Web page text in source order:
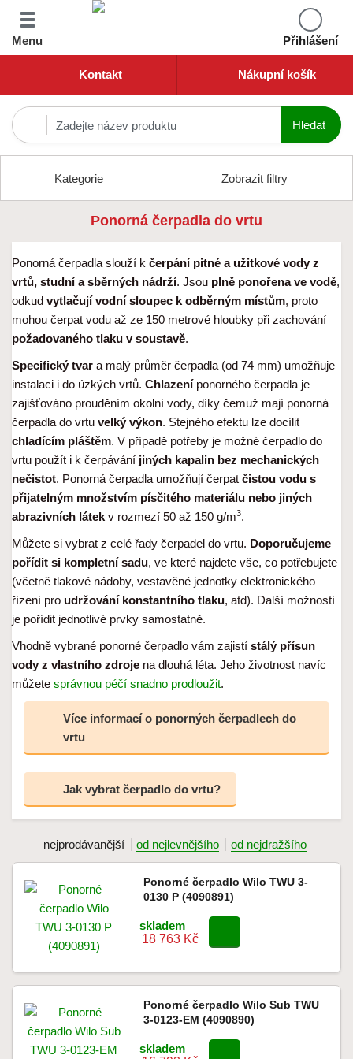
Menu Přihlášení
Kontakt Nákupní košík
Kategorie Zobrazit filtry
Ponorná čerpadla do vrtu
Ponorná čerpadla slouží k čerpání pitné a užitkové vody z
vrtů, studní a sběrných nádrží. Jsou plně ponořena ve vodě,
odkud vytlačují vodní sloupec k odběrným místům, proto
mohou čerpat vodu až ze 150 metrové hloubky při zachování
požadovaného tlaku v soustavě.
Specifický tvar a malý průměr čerpadla (od 74 mm) umožňuje
instalaci i do úzkých vrtů. Chlazeníponorného čerpadla je
zajišťováno prouděním okolní vody, díky čemuž mají ponorná
čerpadla do vrtu velký výkon. Stejného efektu lze docílit
chladícím pláštěm. V případě potřeby je možné čerpadlo do
vrtu použít i k čerpávání jiných kapalin bez mechanických
nečistot. Ponorná čerpadla umožňují čerpat čistou vodu s
přijatelným množstvím písčitého materiálu nebo jiných
abrazivních látek v rozmezí 50 až 150 g/m3.
Můžete si vybrat z celé řady čerpadel do vrtu. Doporučujeme
pořídit si kompletní sadu, ve které najdete vše, co potřebujete
(včetně tlakové nádoby, vestavěné jednotky elektronického
řízení pro udržování konstantního tlaku, atd). Další možností
je pořídit jednotlivé prvky samostatně.
Vhodně vybrané ponorné čerpadlo vám zajistí stálý přísun
vody z vlastního zdroje na dlouhá léta. Jeho životnost navíc
můžete správnou péčí snadno prodloužit.
Více informací o ponorných čerpadlech do
vrtu
Jak vybrat čerpadlo do vrtu?
nejprodávanější od nejlevnějšího od nejdražšího
Ponorné čerpadlo Wilo TWU 3-
0130 P (4090891)
skladem
18 763 Kč
Ponorné čerpadlo Wilo Sub TWU
3-0123-EM (4090890)
skladem